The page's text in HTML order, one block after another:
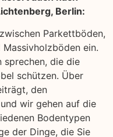
Berlin:
Parkettböden,
ein.
sprechen, die die
schützen. Über
den
wir gehen auf die
Bodentypen
der Dinge, die Sie